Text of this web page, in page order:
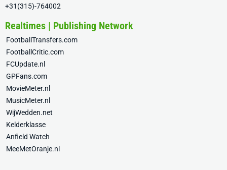
+31(315)-764002
Realtimes | Publishing Network
FootballTransfers.com
FootballCritic.com
FCUpdate.nl
GPFans.com
MovieMeter.nl
MusicMeter.nl
WijWedden.net
Kelderklasse
Anfield Watch
MeeMetOranje.nl